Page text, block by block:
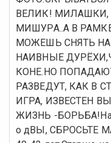
ВЕЛИК! МИЛАШКИ,
МИШУРА..А В
МОЖЕШЬ СНЯТЬ НА
НАИВНЫЕ
КОНЕ.НО
РАЗВЕДУТ, КАК В
ИГРА, ИЗВЕСТЕН
ЖИЗНЬ -БОРЬБА!На
о дВЫ, СБРОСЬТЕ